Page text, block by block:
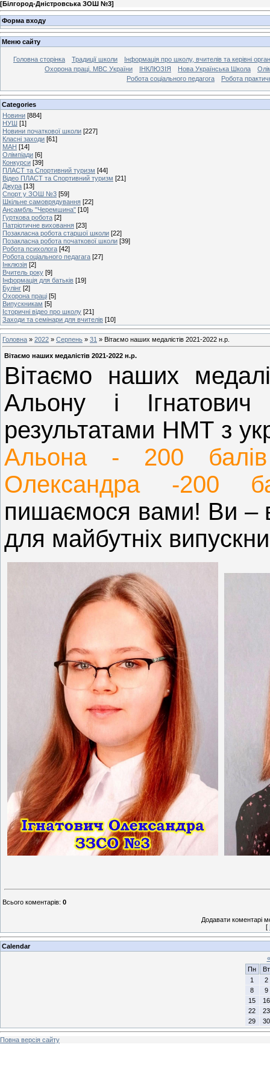
[Білгород-Дністровська ЗОШ №3]
Форма входу
Меню сайту
Головна сторінка Традиції школи
Інформація про школу, вчителів та керівні
Охорона праці. МВС України
ІНКЛЮЗІЯ Нова Українська Школа
Робота соціального педагога
Робота
Categories
Новини [884]
НУШ [1]
Новини початкової школи [227]
Класні заходи [61]
МАН [14]
Олімпіади [6]
Конкурси [39]
ПЛАСТ та Спортивний туризм [44]
Відео ПЛАСТ та Спортивний туризм [21]
Джура [13]
Спорт у ЗОШ №3 [59]
Шкільне самоврядування [22]
Ансамбль "Черемшина" [10]
Гурткова робота [2]
Патріотичне виховання [23]
Позакласна робота старшої школи [22]
Позакласна робота початкової школи [39]
Робота психолога [42]
Робота соціального педагага [27]
Інклюзія [2]
Вчитель року [9]
Інформація для батьків [19]
Булінг [2]
Охорона праці [5]
Випускникам [5]
Історичні відео про школу [21]
Заходи та семінари для вчителів [10]
Головна » 2022 » Серпень » 31 » Вітаємо наших медалістів 2021-2022 н.р.
Вітаємо наших медалістів 2021-2022 н.р.
Вітаємо наших
Альону і
результатами НМТ з
Альона - 200
Олександра -200
пишаємося вами! Ви –
для майбутніх
Всього коментарів: 0
Додавати коментарі
[
Calendar
«
Пн
Вт
1
2
8
9
15
16
22
23
29
30
Повна версія сайту